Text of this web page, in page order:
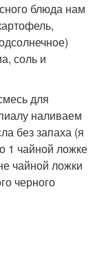
блюда нам
соль и
для
наливаем
без запаха (я
1 чайной ложке
чайной ложки
черного